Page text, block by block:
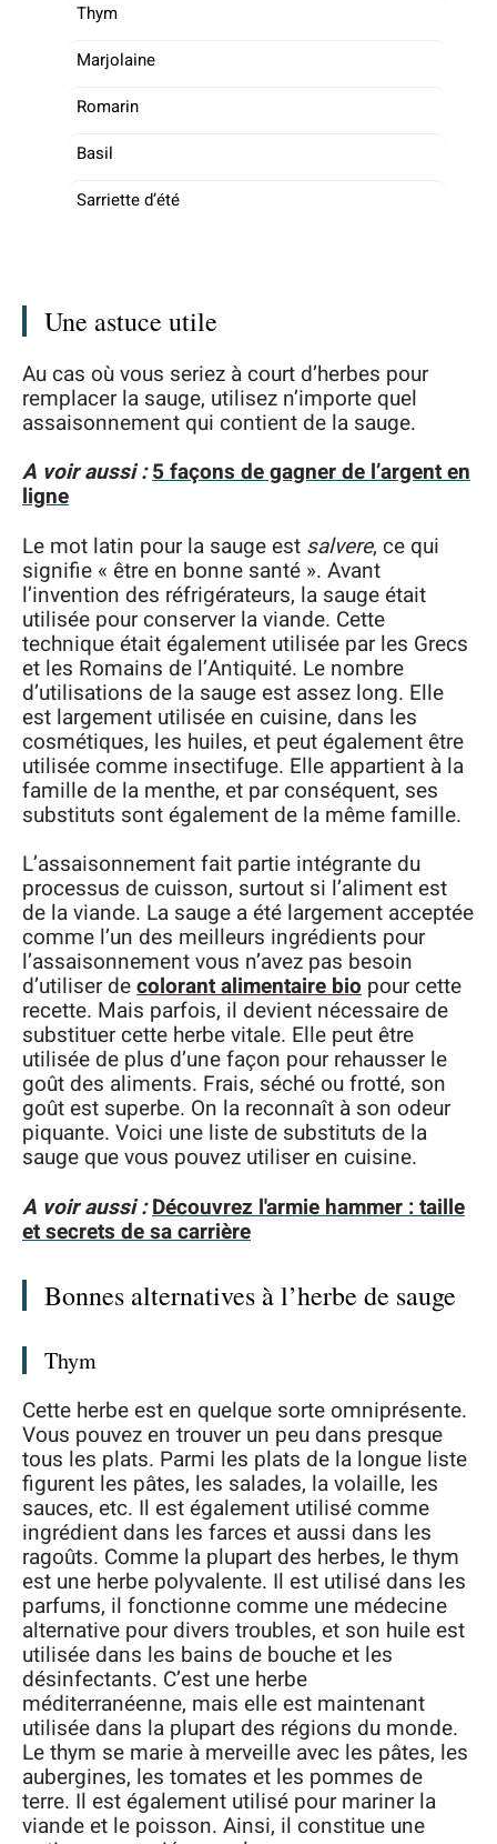
Thym
Marjolaine
Romarin
Basil
Sarriette d’été
Une astuce utile
Au cas où vous seriez à court d’herbes pour
remplacer la sauge, utilisez n’importe quel
assaisonnement qui contient de la sauge.
A voir aussi :5 façons de gagner de l’argent en
ligne
Le mot latin pour la sauge est salvere, ce qui
signifie « être en bonne santé ». Avant
l’invention des réfrigérateurs, la sauge était
utilisée pour conserver la viande. Cette
technique était également utilisée par les Grecs
et les Romains de l’Antiquité. Le nombre
d’utilisations de la sauge est assez long. Elle
est largement utilisée en cuisine, dans les
cosmétiques, les huiles, et peut également être
utilisée comme insectifuge. Elle appartient à la
famille de la menthe, et par conséquent, ses
substituts sont également de la même famille.
L’assaisonnement fait partie intégrante du
processus de cuisson, surtout si l’aliment est
de la viande. La sauge a été largement acceptée
comme l’un des meilleurs ingrédients pour
l’assaisonnement vous n’avez pas besoin
d’utiliser decolorant alimentaire bio pour cette
recette. Mais parfois, il devient nécessaire de
substituer cette herbe vitale. Elle peut être
utilisée de plus d’une façon pour rehausser le
goût des aliments. Frais, séché ou frotté, son
goût est superbe. On la reconnaît à son odeur
piquante. Voici une liste de substituts de la
sauge que vous pouvez utiliser en cuisine.
A voir aussi : Découvrez l'armie hammer : taille
et secrets de sa carrière
Bonnes alternatives à l’herbe de sauge
Thym
Cette herbe est en quelque sorte omniprésente.
Vous pouvez en trouver un peu dans presque
tous les plats. Parmi les plats de la longue liste
figurent les pâtes, les salades, la volaille, les
sauces, etc. Il est également utilisé comme
ingrédient dans les farces et aussi dans les
ragoûts. Comme la plupart des herbes, le thym
est une herbe polyvalente. Il est utilisé dans les
parfums, il fonctionne comme une médecine
alternative pour divers troubles, et son huile est
utilisée dans les bains de bouche et les
désinfectants. C’est une herbe
méditerranéenne, mais elle est maintenant
utilisée dans la plupart des régions du monde.
Le thym se marie à merveille avec les pâtes, les
aubergines, les tomates et les pommes de
terre. Il est également utilisé pour mariner la
viande et le poisson. Ainsi, il constitue une